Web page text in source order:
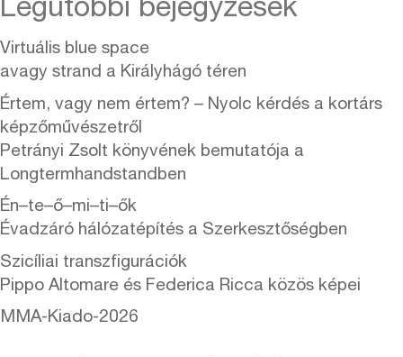
Legutóbbi bejegyzések
Virtuális blue space
avagy strand a Királyhágó téren
Értem, vagy nem értem? – Nyolc kérdés a kortárs
képzőművészetről
Petrányi Zsolt könyvének bemutatója a
Longtermhandstandben
Én–te–ő–mi–ti–ők
Évadzáró hálózatépítés a Szerkesztőségben
Szicíliai transzfigurációk
Pippo Altomare és Federica Ricca közös képei
MMA-Kiado-2026